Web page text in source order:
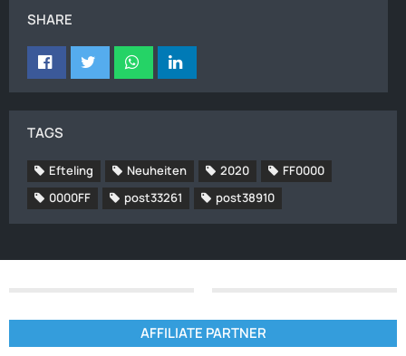
SHARE
TAGS
Efteling Neuheiten 2020
FF0000
0000FF
post33261 post38910
AFFILIATE PARTNER